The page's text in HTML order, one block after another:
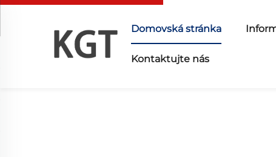
Domovská stránka
Kontaktujte nás